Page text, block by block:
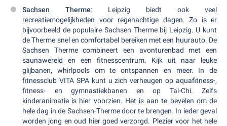
Sachsen Therme: Leipzig biedt ook veel
recreatiemogelijkheden voor regenachtige dagen. Zo is er
bijvoorbeeld de populaire Sachsen Therme bij Leipzig. U kunt
de Therme snel en comfortabel bereiken met een huurauto. De
Sachsen Therme combineert een avonturenbad met een
saunawereld en een fitnesscentrum. Kijk uit naar leuke
glijbanen, whirlpools om te ontspannen en meer. In de
fitnessclub VITA SPA kunt u zich verheugen op aquafitness-,
fitness- en gymnastiekbanen en op Tai-Chi. Zelfs
kinderanimatie is hier voorzien. Het is aan te bevelen om de
hele dag in de Sachsen-Therme door te brengen. In ieder geval
worden jong en oud hier goed verzorgd. Plezier voor het hele